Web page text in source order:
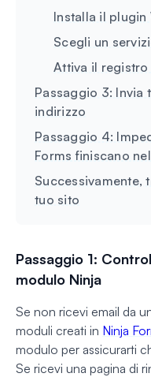
Installa il plugin
Scegli un
Attiva il
Passaggio 3: Invia
indirizzo
Passaggio 4:
Forms finiscano
Successivamente,
tuo sito
Passaggio 1:
modulo Ninja
Se non ricevi email da
moduli creati in Ninja
modulo per assicurarti
Se ricevi una pagina di